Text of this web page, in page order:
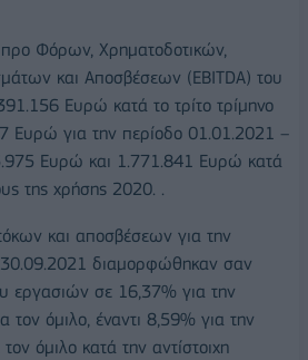
Φόρων, Χρηματοδοτικών,
και Αποσβέσεων (EBITDA) του
Ευρώ κατά το τρίτο τρίμηνο
Ευρώ για την περίοδο 01.01.2021 –
Ευρώ και 1.771.841 Ευρώ κατά
της χρήσης 2020. .
και αποσβέσεων για την
διαμορφώθηκαν σαν
εργασιών σε 16,37% για την
τον όμιλο, έναντι 8,59% για την
όμιλο κατά την αντίστοιχη